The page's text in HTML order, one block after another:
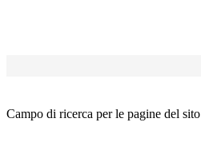
Campo di ricerca per le pagine del sito